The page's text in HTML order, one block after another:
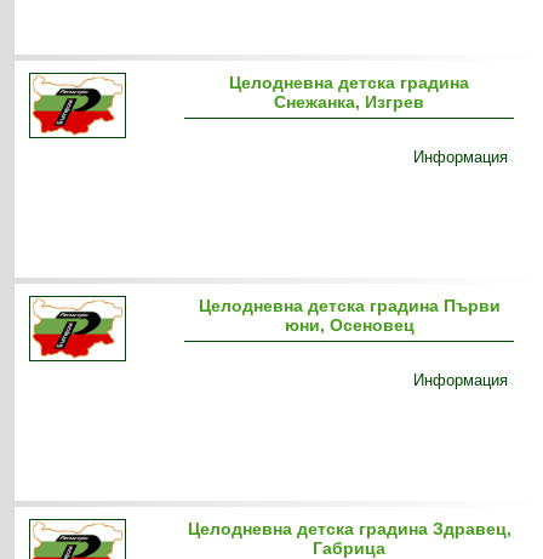
Целодневна детска градина
Снежанка, Изгрев
Информация
Целодневна детска градина Първи
юни, Осеновец
Информация
Целодневна детска градина Здравец,
Габрица